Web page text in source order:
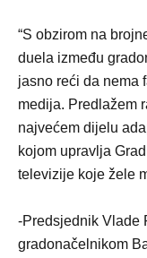
“S obzirom na
duela između
jasno reći da nema
medija. Predlažem
najvećem dijelu
kojom upravlja
televizije koje žele
-Predsjednik Vlade
gradonačelnikom